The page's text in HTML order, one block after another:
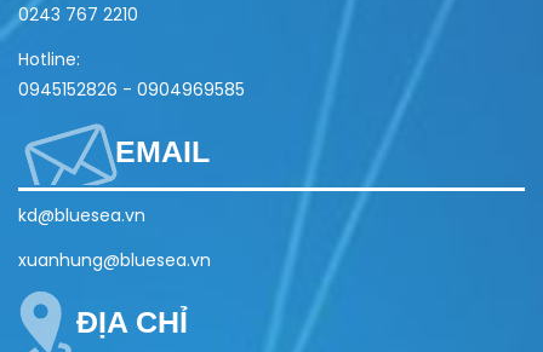
0243 767 2210
Hotline:
0945152826 - 0904969585
EMAIL
kd@bluesea.vn
xuanhung@bluesea.vn
ĐỊA CHỈ